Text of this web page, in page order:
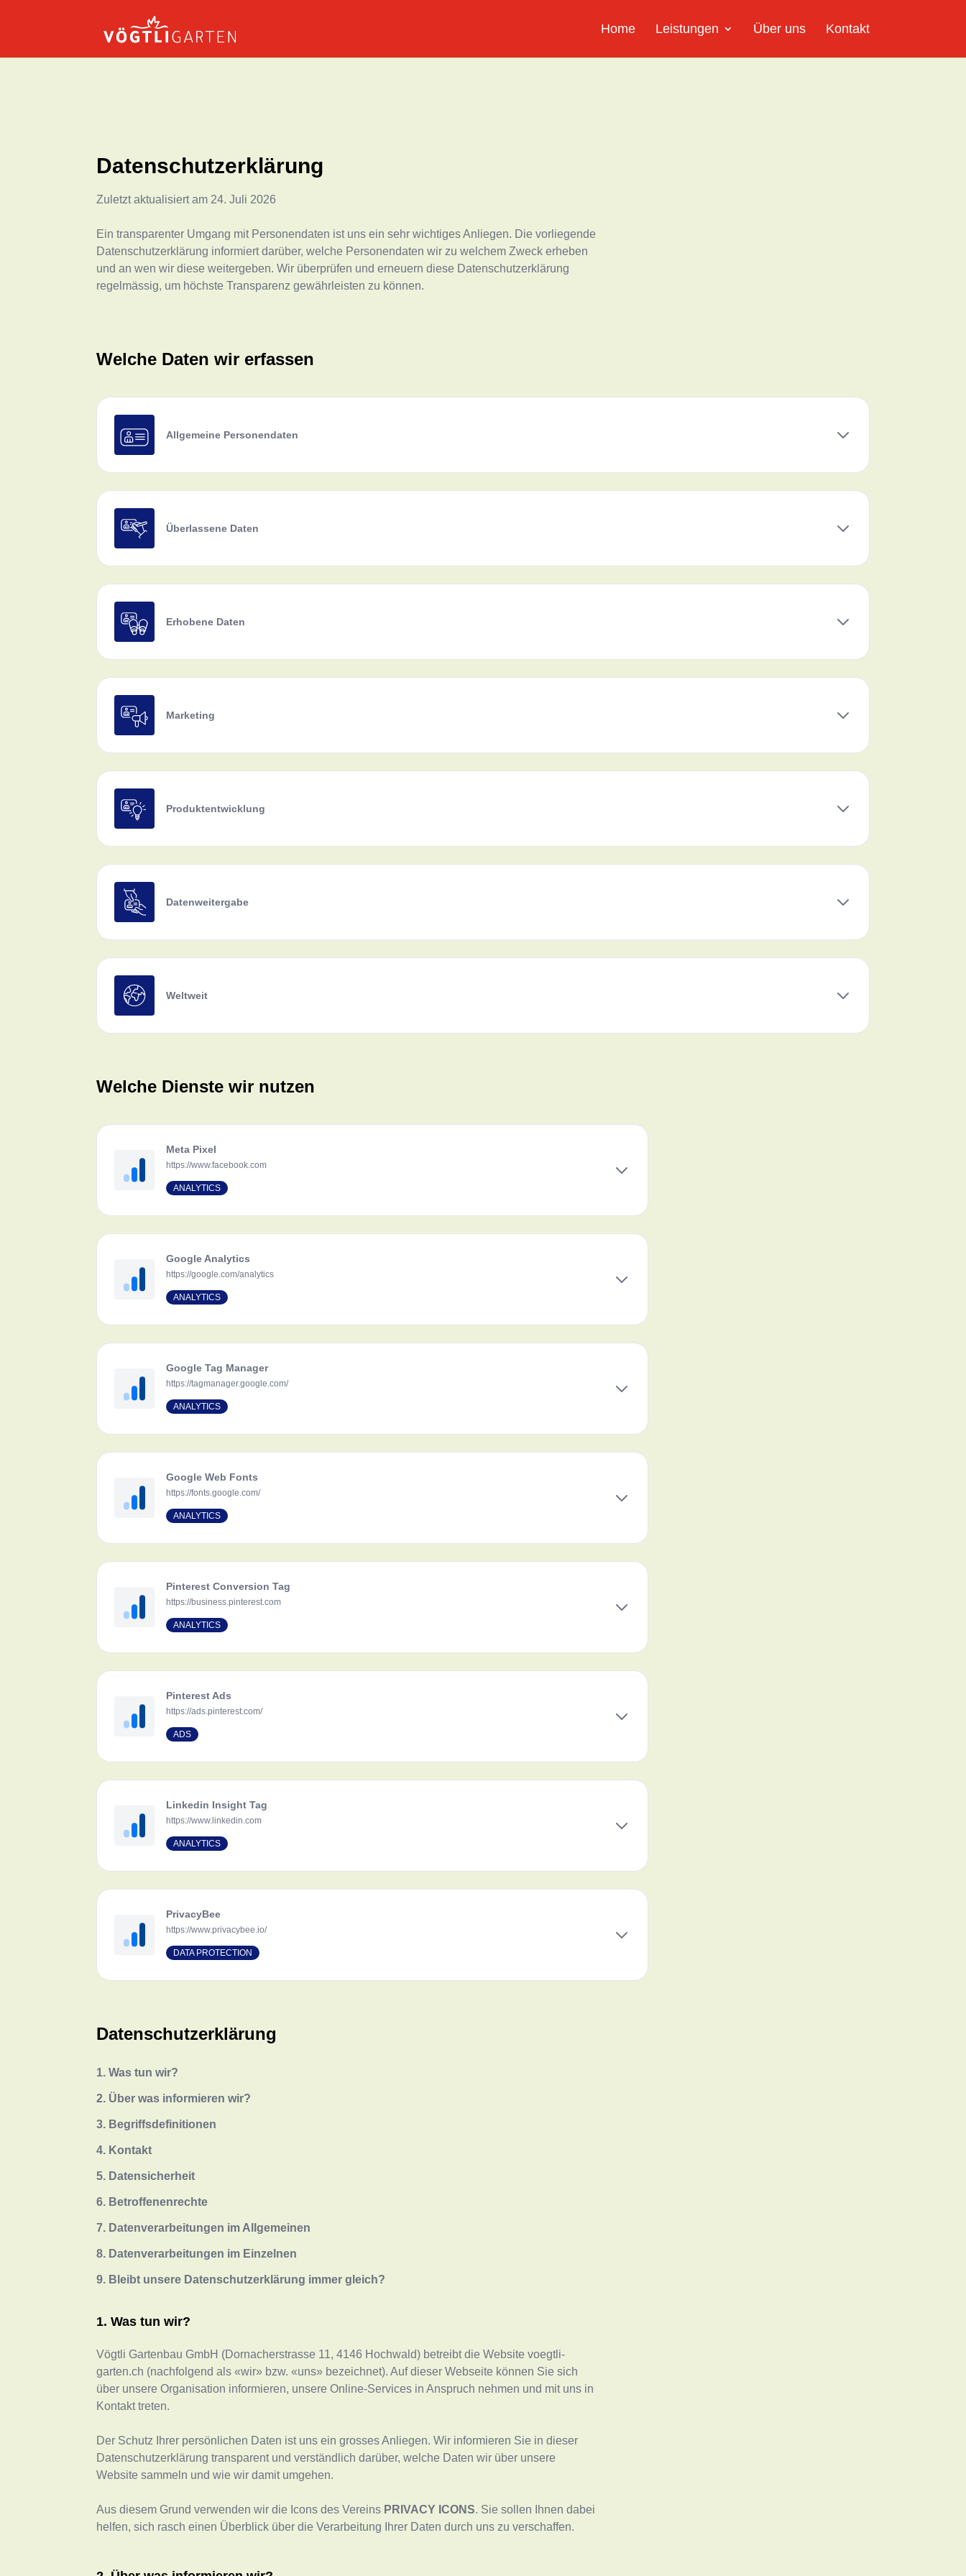
Home Leistungen Über uns Kontakt
Datenschutzerklärung
Zuletzt aktualisiert am 24. Juli 2026
Ein transparenter Umgang mit Personendaten ist uns ein sehr wichtiges Anliegen. Die vorliegende
Datenschutzerklärung informiert darüber, welche Personendaten wir zu welchem Zweck erheben
und an wen wir diese weitergeben. Wir überprüfen und erneuern diese Datenschutzerklärung
regelmässig, um höchste Transparenz gewährleisten zu können.
Welche Daten wir erfassen
Allgemeine Personendaten
Überlassene Daten
Erhobene Daten
Marketing
Produktentwicklung
Datenweitergabe
Weltweit
Welche Dienste wir nutzen
Meta Pixel
https://www.facebook.com
ANALYTICS
Google Analytics
https://google.com/analytics
ANALYTICS
Google Tag Manager
https://tagmanager.google.com/
ANALYTICS
Google Web Fonts
https://fonts.google.com/
ANALYTICS
Pinterest Conversion Tag
https://business.pinterest.com
ANALYTICS
Pinterest Ads
https://ads.pinterest.com/
ADS
Linkedin Insight Tag
https://www.linkedin.com
ANALYTICS
PrivacyBee
https://www.privacybee.io/
DATA PROTECTION
Datenschutzerklärung
1. Was tun wir?
2. Über was informieren wir?
3. Begriffsdefinitionen
4. Kontakt
5. Datensicherheit
6. Betroffenenrechte
7. Datenverarbeitungen im Allgemeinen
8. Datenverarbeitungen im Einzelnen
9. Bleibt unsere Datenschutzerklärung immer gleich?
Was tun wir?
Vögtli Gartenbau GmbH (Dornacherstrasse 11,4146 Hochwald) betreibt die Websitevoegtli-
garten.ch (nachfolgend als «wir» bzw. «uns» bezeichnet). Auf dieser Webseite können Sie sich
über unsere Organisation informieren, unsere Online-Services in Anspruch nehmen und mit uns in
Kontakt treten.
Der Schutz Ihrer persönlichen Daten ist uns ein grosses Anliegen. Wir informieren Sie in dieser
Datenschutzerklärung transparent und verständlich darüber, welche Daten wir über unsere
Website sammeln und wie wir damit umgehen.
Aus diesem Grund verwenden wir die Icons des Vereins PRIVACY ICONS. Sie sollen Ihnen dabei
helfen, sich rasch einen Überblick über die Verarbeitung Ihrer Daten durch uns zu verschaffen.